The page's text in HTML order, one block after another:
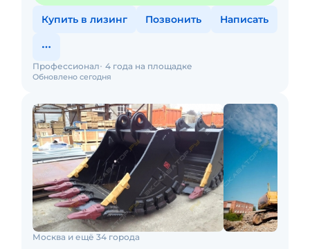
Купить в лизинг Позвонить Написать
Обновлено сегодня
Профессионал 4 года на площадке
Москва и ещё 34 города